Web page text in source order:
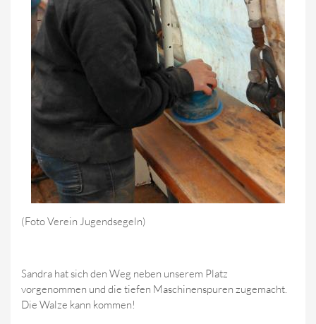
(Foto Verein Jugendsegeln)
Sandra hat sich den Weg neben unserem Platz
vorgenommen und die tiefen Maschinenspuren zugemacht.
Die Walze kann kommen!